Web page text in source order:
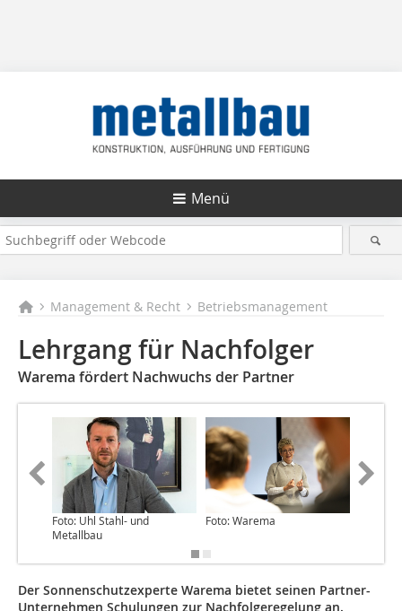
Menü
Management & Recht Betriebsmanagement
Lehrgang für Nachfolger
Warema fördert Nachwuchs der Partner
Foto: Uhl Stahl- und
Metallbau
Foto: Warema
Der Sonnenschutzexperte Warema bietet seinen Partner-
Unternehmen Schulungen zur Nachfolgeregelung an.